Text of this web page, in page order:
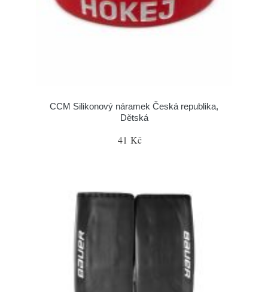
CCM Silikonový náramek Česká republika,
Dětská
41 Kč